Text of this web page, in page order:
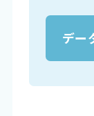
デー